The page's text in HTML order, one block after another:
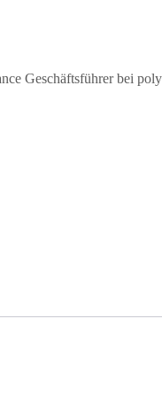
Geschäftsführer bei